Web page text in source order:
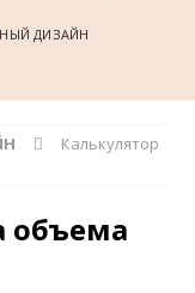
ДИЗАЙН
Калькулятор
объема